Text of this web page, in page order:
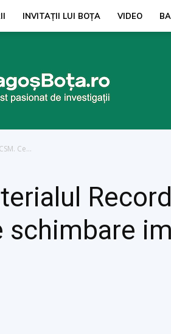
INVITAȚII LUI BOŢA VIDEO
Ce...
schimbare